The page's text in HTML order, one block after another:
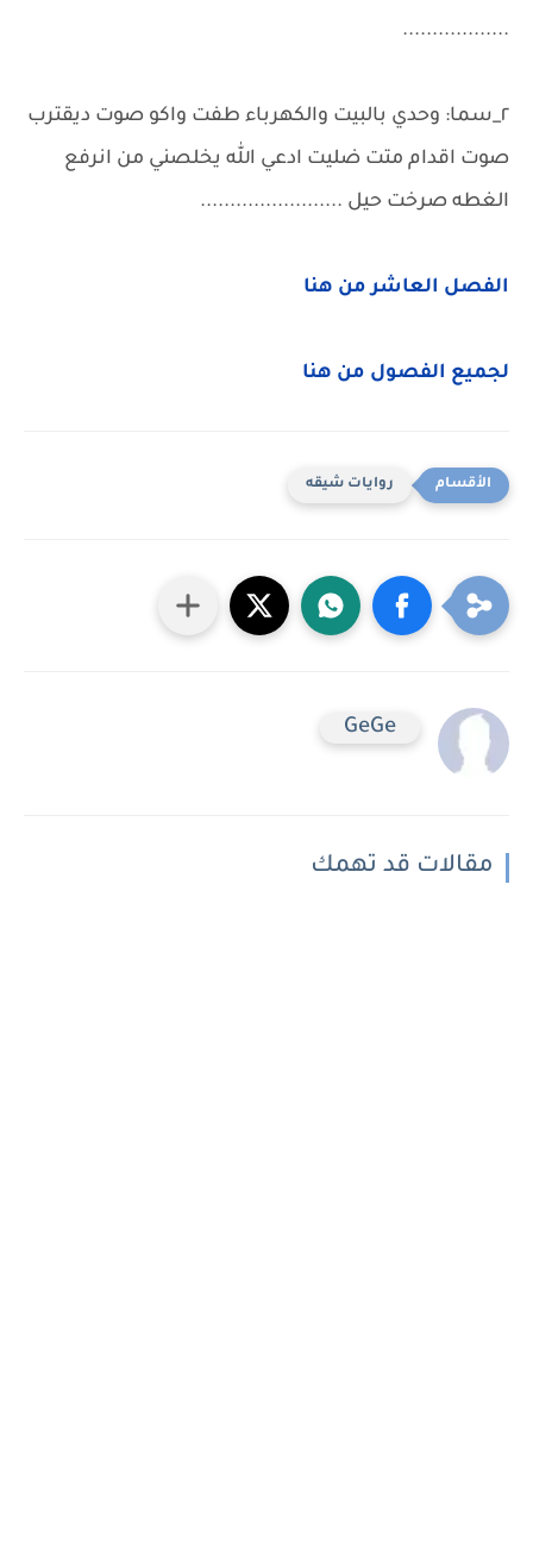
..................
٢_سما: وحدي بالبيت والكهرباء طفت واكو صوت ديقترب
صوت اقدام متت ضليت ادعي الله يخلصني من انرفع
الغطه صرخت حيل ........................
الفصل العاشر من هنا
لجميع الفصول من هنا
روايات شيقه
GeGe
مقالات قد تهمك